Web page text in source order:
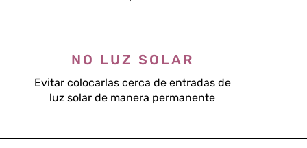
NO LUZ SOLAR
Evitar colocarlas cerca de entradas de
luz solar de manera permanente